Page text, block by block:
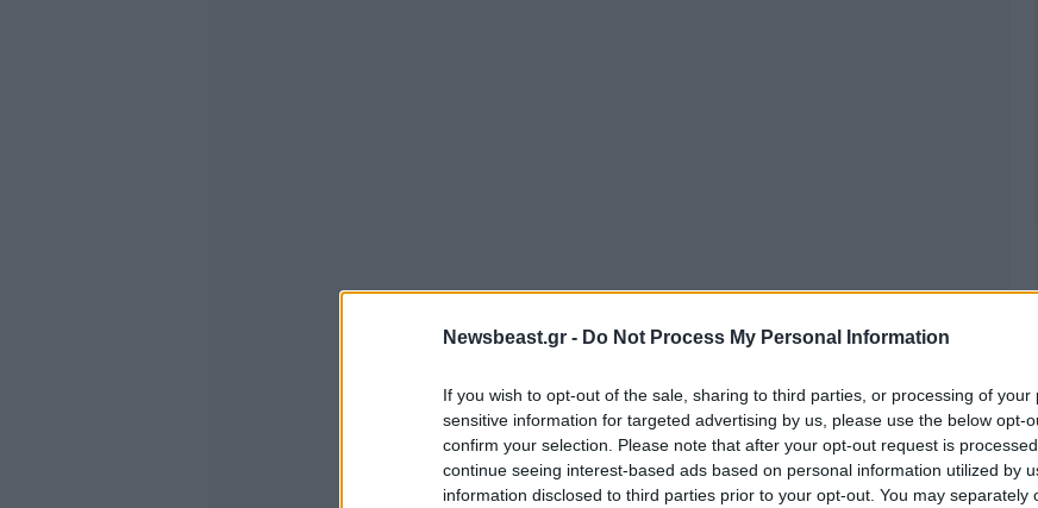
Newsbeast.gr - Do Not Process My Personal Information
If you wish to opt-out of the sale, sharing to third parties, or processing of your
sensitive information for targeted advertising by us, please use the below opt-
confirm your selection. Please note that after your opt-out request is
continue seeing interest-based ads based on personal information utilized by
information disclosed to third parties prior to your opt-out. You may separately